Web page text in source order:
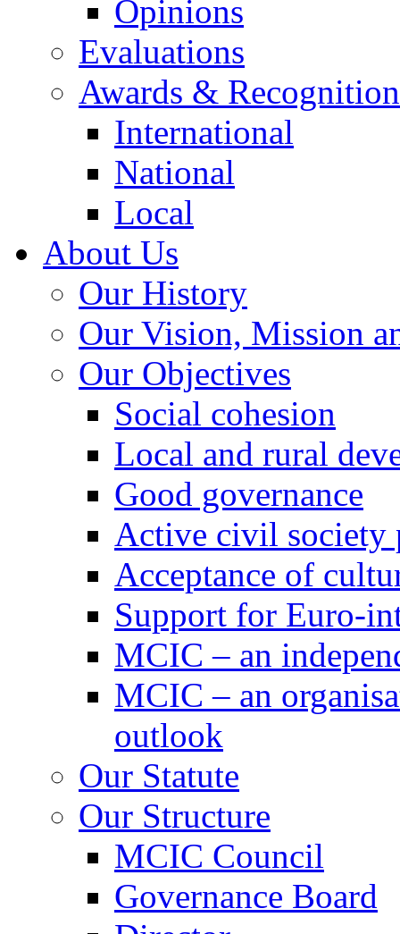
Opinions
Evaluations
Awards &
International
National
Local
About Us
Our History
Our Vision, Mission
Our Objectives
Social cohesion
Local and rural
Good governance
Active civil society
Acceptance of
Support for Euro-
MCIC – an
MCIC – an
outlook
Our Statute
Our Structure
MCIC Council
Governance Board